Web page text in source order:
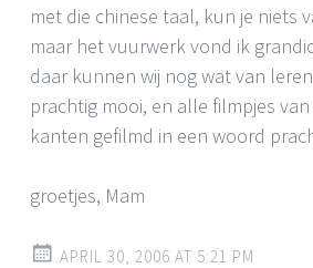
met die chinese taal, kun je niets
maar het vuurwerk vond ik
daar kunnen wij nog wat van
prachtig mooi, en alle filmpjes
kanten gefilmd in een woord
groetjes, Mam
APRIL 30, 2006 AT 5:21 PM